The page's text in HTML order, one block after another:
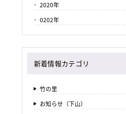
2020年
0202年
新着情報カテゴリ
竹の里
お知らせ（下山）